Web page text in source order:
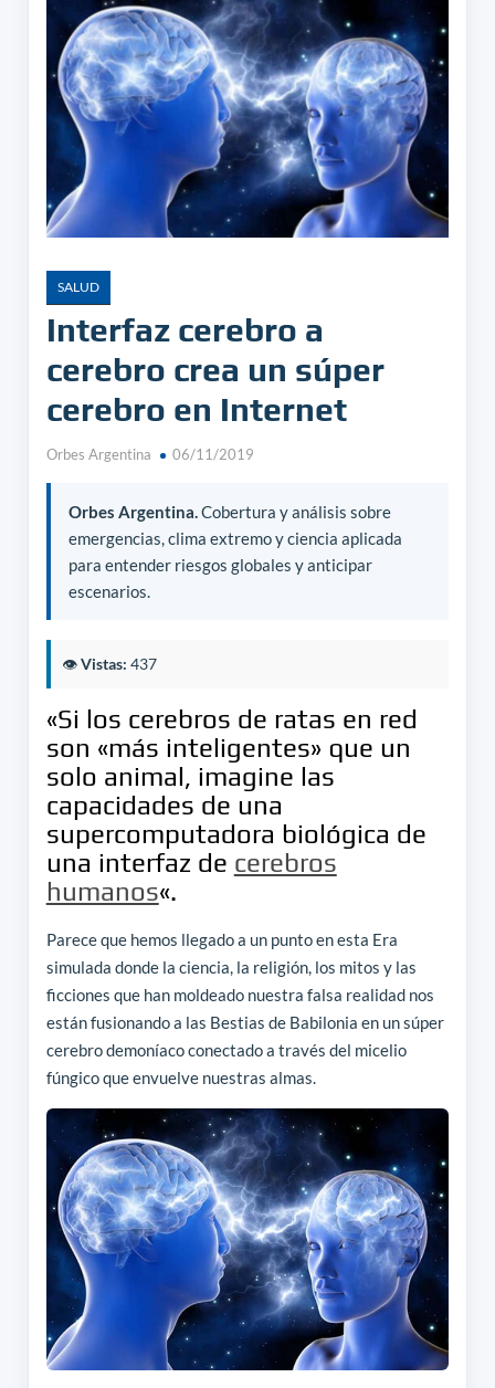
SALUD
Interfaz cerebro a
cerebro crea un súper
cerebro en Internet
Orbes Argentina 06/11/2019
Orbes Argentina.Cobertura y análisis sobre
emergencias, clima extremo y ciencia aplicada
para entender riesgos globales y anticipar
escenarios.
👁️Vistas: 437
«Si los cerebros de ratas en red
son «más inteligentes» que un
solo animal, imagine las
capacidades de una
supercomputadora biológica de
una interfaz de cerebros
humanos«.
Parece que hemos llegado a un punto en esta Era
simulada donde la ciencia, la religión, los mitos y las
ficciones que han moldeado nuestra falsa realidad nos
están fusionando a las Bestias de Babilonia en un súper
cerebro demoníaco conectado a través del micelio
fúngico que envuelve nuestras almas.